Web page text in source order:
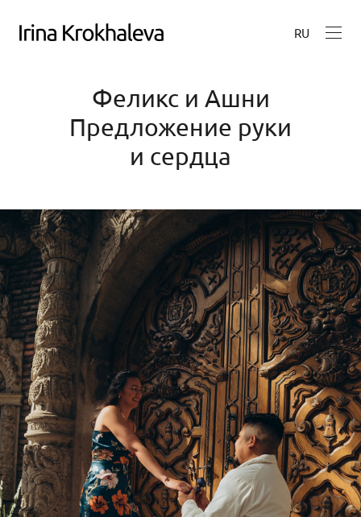
RU
Феликс и Ашни
Предложение руки
и сердца